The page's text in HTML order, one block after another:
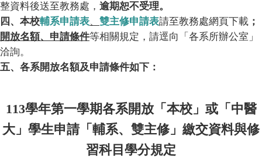
整資料後送至教務處， 逾期恕不受理。
四、本校輔系申請表、 雙主修申請表請至教務處網頁下載 ；
開放名額、申請條件等相關規定，請逕向「各系所辦公室」
洽詢。
五、各系開放名額及申請條件如下 ：
113學年第一學期各系開放「本校」或「中醫
大」學生申請「輔系、雙主修」繳交資料與修
習科目學分規定